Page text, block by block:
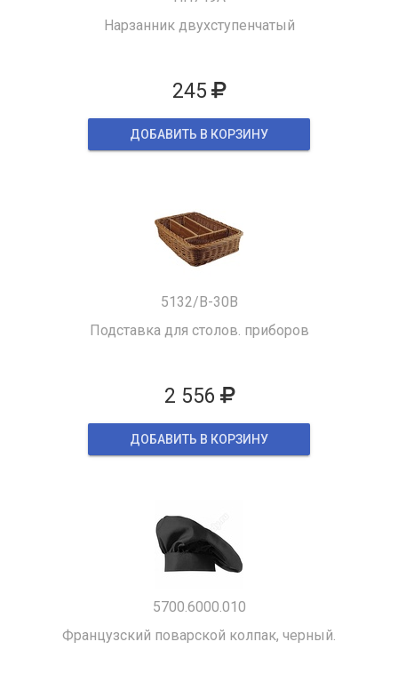
Нарзанник двухступенчатый
245
ДОБАВИТЬ В КОРЗИНУ
5132/B-30B
Подставка для столов. приборов
2 556
ДОБАВИТЬ В КОРЗИНУ
5700.6000.010
Французский поварской колпак, черный.